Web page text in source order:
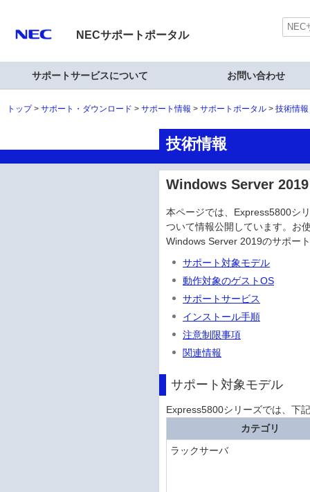
NECサポートポータル
サポートサービスについて お問い合わせ
トップ サポート・ダウンロード サポート情報 サポートポータル 技術情
技術情報
Windows Server
本ページでは、Express5800シ
ついて情報公開しています。お
Windows Server 2019のサポー
サポート対象モデル
動作対象のゲストOS
サポートサービス
インストール手順
注意制限事項
関連情報
サポート対象モデル
Express5800シリーズでは、
カテゴリ
ラックサーバ